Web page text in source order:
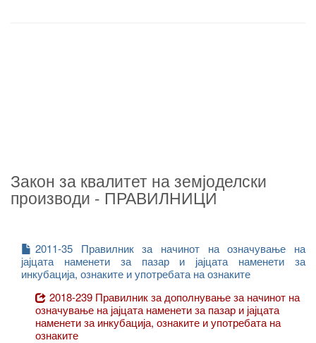
Закон за квалитет на земјоделски
производи - ПРАВИЛНИЦИ
2011-35 Правилник за начинот на означување на
јајцата наменети за пазар и јајцата наменети за
инкубација, ознаките и употребата на ознаките
2018-239 Правилник за дополнување за начинот на
означување на јајцата наменети за пазар и јајцата
наменети за инкубација, ознаките и употребата на
ознаките